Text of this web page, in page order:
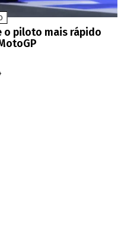
o piloto mais rápido